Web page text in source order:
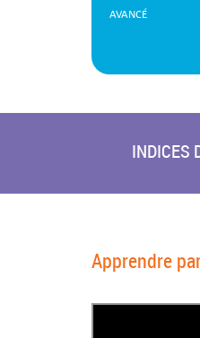
AVANCÉ
INDICES
Apprendre